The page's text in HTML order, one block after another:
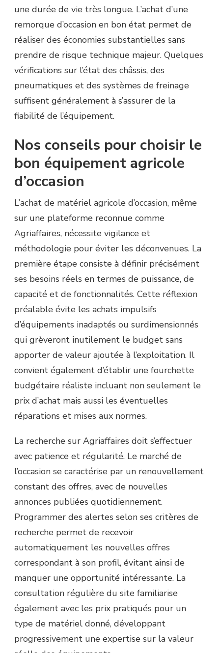
une durée de vie très longue. L’achat d’une
remorque d’occasion en bon état permet de
réaliser des économies substantielles sans
prendre de risque technique majeur. Quelques
vérifications sur l’état des châssis, des
pneumatiques et des systèmes de freinage
suffisent généralement à s’assurer de la
fiabilité de l’équipement.
Nos conseils pour choisir le
bon équipement agricole
d’occasion
L’achat de matériel agricole d’occasion, même
sur une plateforme reconnue comme
Agriaffaires, nécessite vigilance et
méthodologie pour éviter les déconvenues. La
première étape consiste à définir précisément
ses besoins réels en termes de puissance, de
capacité et de fonctionnalités. Cette réflexion
préalable évite les achats impulsifs
d’équipements inadaptés ou surdimensionnés
qui grèveront inutilement le budget sans
apporter de valeur ajoutée à l’exploitation. Il
convient également d’établir une fourchette
budgétaire réaliste incluant non seulement le
prix d’achat mais aussi les éventuelles
réparations et mises aux normes.
La recherche sur Agriaffaires doit s’effectuer
avec patience et régularité. Le marché de
l’occasion se caractérise par un renouvellement
constant des offres, avec de nouvelles
annonces publiées quotidiennement.
Programmer des alertes selon ses critères de
recherche permet de recevoir
automatiquement les nouvelles offres
correspondant à son profil, évitant ainsi de
manquer une opportunité intéressante. La
consultation régulière du site familiarise
également avec les prix pratiqués pour un
type de matériel donné, développant
progressivement une expertise sur la valeur